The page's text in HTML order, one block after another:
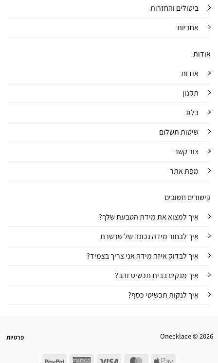
ביטולים והחזרות
אחריות
אודות
אודות
תקנון
בלוג
שיטות תשלום
צור קשר
מפת אתר
קישורים חשובים
איך למצוא את מידת הטבעת שלך?
איך לבחור מידה נכונה של שרשרת
איך לבדוק איזה מידה אני צריך בצמיד?
איך מנקים בבית תכשיט זהב?
איך לנקות תכשיטי כסף?
Onecklace © 2026
Apple
MasterCard
Visa
American
PayPal
פרטיות